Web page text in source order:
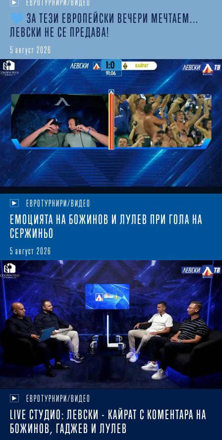
ЕВРОТУРНИРИ/ВИДЕО
ЗА ТЕЗИ ЕВРОПЕЙСКИ ВЕЧЕРИ МЕЧТАЕМ...
ЛЕВСКИ НЕ СЕ ПРЕДАВА!
5 август 2026
ЕВРОТУРНИРИ/ВИДЕО
ЕМОЦИЯТА НА БОЖИНОВ И ЛУЛЕВ ПРИ ГОЛА НА
СЕРЖИНЬО
5 август 2026
ЕВРОТУРНИРИ/ВИДЕО
LIVE СТУДИО: ЛЕВСКИ - КАЙРАТ С КОМЕНТАРА НА
БОЖИНОВ, ГАДЖЕВ И ЛУЛЕВ